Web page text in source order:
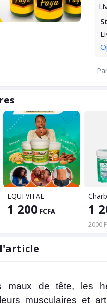
EQUI VITAL
1 200 FCFA 1
2000
maux de tête, les
musculaires et